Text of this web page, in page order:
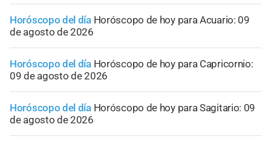
Horóscopo del día Horóscopo de hoy para Acuario: 09
de agosto de 2026
Horóscopo del día Horóscopo de hoy para Capricornio:
09 de agosto de 2026
Horóscopo del día Horóscopo de hoy para Sagitario: 09
de agosto de 2026